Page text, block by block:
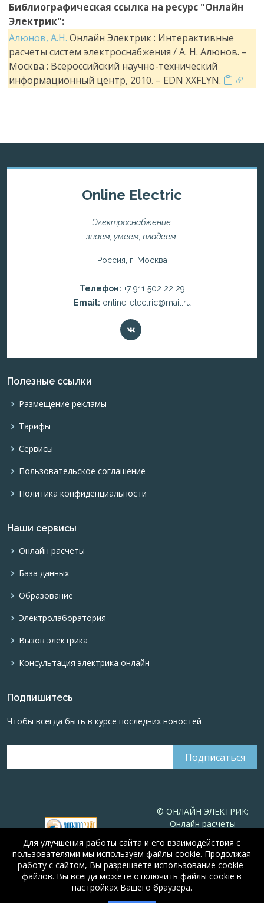
Библиографическая ссылка на ресурс "Онлайн
Электрик":
Алюнов, А.Н. Онлайн Электрик : Интерактивные
расчеты систем электроснабжения / А. Н. Алюнов. –
Москва : Всероссийский научно-технический
информационный центр, 2010. – EDN XXFLYN.
Online Electric
Электроснабжение:
знаем, умеем, владеем.
Россия, г. Москва
Телефон: +7 911 502 22 29
Email: online-electric@mail.ru
Полезные ссылки
Размещение рекламы
Тарифы
Сервисы
Пользовательское соглашение
Политика конфиденциальности
Наши сервисы
Онлайн расчеты
База данных
Образование
Электролаборатория
Вызов электрика
Консультация электрика онлайн
Подпишитесь
Чтобы всегда быть в курсе последних новостей
© ОНЛАЙН ЭЛЕКТРИК:
Онлайн расчеты
Online-electric.ru, 2008-
2026
© А.Н. Алюнов, 2008-2026
Свидетельство №16066
Для улучшения работы сайта и его взаимодействия с
пользователями мы используем файлы cookie. Продолжая
работу с сайтом, Вы разрешаете использование cookie-
файлов. Вы всегда можете отключить файлы cookie в
настройках Вашего браузера.